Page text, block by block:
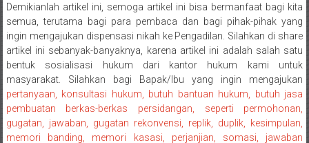
Riau/
Pekanbaru/
Bangkinang/
Duri/
Dumai
Pangkal
Pinang/
Sulawesi,
Demikianlah artikel ini, semoga artikel ini bisa bermanfaat bagi kita
semua, terutama bagi para pembaca dan bagi pihak-pihak yang
ingin mengajukan dispensasi nikah ke Pengadilan. Silahkan di share
artikel ini sebanyak-banyaknya, karena artikel ini adalah salah satu
bentuk sosialisasi hukum dari kantor hukum kami untuk
masyarakat. Silahkan bagi Bapak/Ibu yang ingin mengajukan
pertanyaan, konsultasi hukum, butuh bantuan hukum, butuh jasa
pembuatan berkas-berkas persidangan, seperti permohonan,
gugatan, jawaban, gugatan rekonvensi, replik, duplik, kesimpulan,
memori banding, memori kasasi, perjanjian, somasi, jawaban